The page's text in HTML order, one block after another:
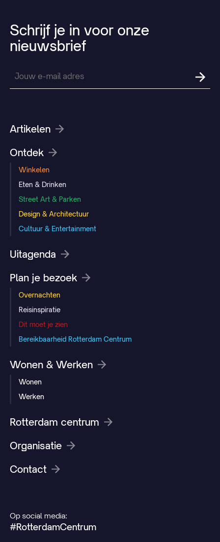
Schrijf je in voor onze
nieuwsbrief
Artikelen
Ontdek
Winkelen
Eten & Drinken
Street Art & Parken
Design & Architectuur
Cultuur & Entertainment
Uitagenda
Plan je bezoek
Overnachten
Reisinspiratie
Dit moet je zien
Bereikbaarheid Rotterdam Centrum
Wonen & Werken
Wonen
Werken
Rotterdam centrum
Organisatie
Contact
Op social media:
#RotterdamCentrum